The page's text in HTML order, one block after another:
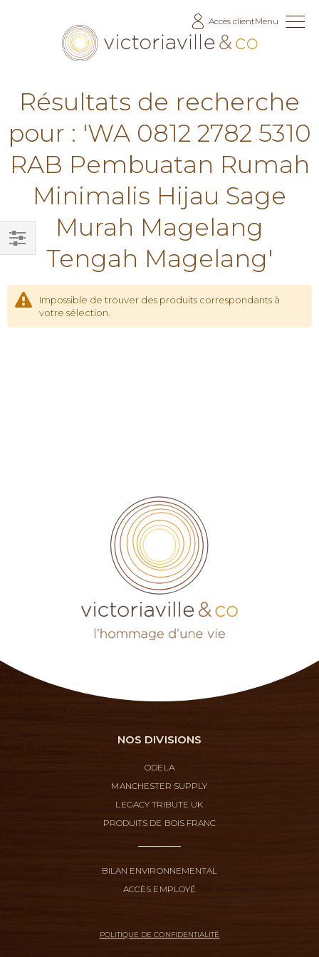
Accès clientMenu
Résultats de recherche
pour : 'WA 0812 2782 5310
RAB Pembuatan Rumah
Minimalis Hijau Sage
Murah Magelang
Tengah Magelang'
Impossible de trouver des produits correspondants à
votre sélection.
Filtrer
NOS DIVISIONS
ODELA
MANCHESTER SUPPLY
LEGACY TRIBUTE UK
PRODUITS DE BOIS FRANC
BILAN ENVIRONNEMENTAL
ACCÈS EMPLOYÉ
POLITIQUE DE CONFIDENTIALITÉ